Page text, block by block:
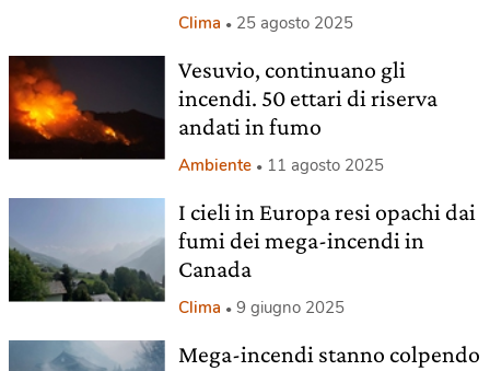
Clima 25 agosto 2025
Vesuvio, continuano gli
incendi. 50 ettari di riserva
andati in fumo
Ambiente 11 agosto 2025
I cieli in Europa resi opachi dai
fumi dei mega-incendi in
Canada
Clima 9 giugno 2025
Mega-incendi stanno colpendo